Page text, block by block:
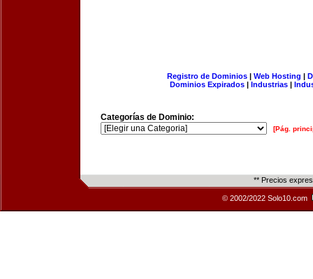
Registro de Dominios| Web Hosting |
Dominios Expirados | Industrias |
Categorías de Dominio:
[Pág.
** Precios
© 2002/2022 Solo10.com